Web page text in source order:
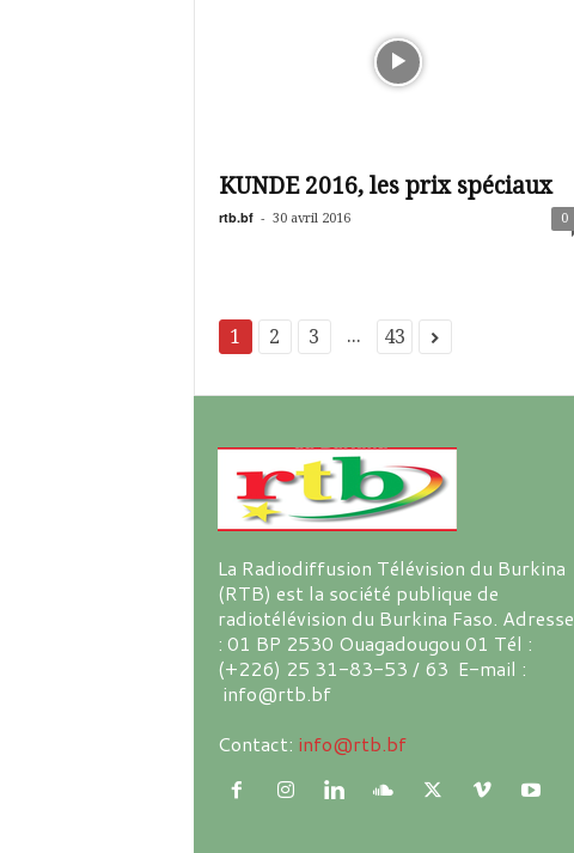
KUNDE 2016, les prix spéciaux
rtb.bf - 30 avril 2016 0
1 2 3 ... 43
La Radiodiffusion Télévision du Burkina
(RTB) est la société publique de
radiotélévision du Burkina Faso. Adresse
: 01 BP 2530 Ouagadougou 01 Tél :
(+226) 25 31-83-53 / 63 E-mail :
info@rtb.bf
Contact: info@rtb.bf